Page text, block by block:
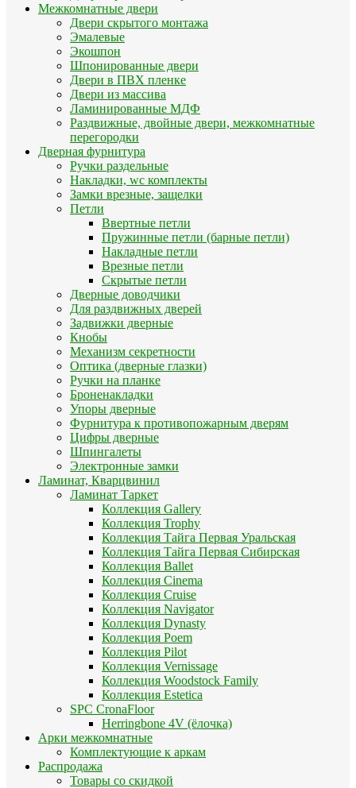
Межкомнатные двери
Двери скрытого монтажа
Эмалевые
Экошпон
Шпонированные двери
Двери в ПВХ пленке
Двери из массива
Ламинированные МДФ
Раздвижные, двойные двери, межкомнатные
перегородки
Дверная фурнитура
Ручки раздельные
Накладки, wc комплекты
Замки врезные, защелки
Петли
Ввертные петли
Пружинные петли (барные петли)
Накладные петли
Врезные петли
Скрытые петли
Дверные доводчики
Для раздвижных дверей
Задвижки дверные
Кнобы
Механизм секретности
Оптика (дверные глазки)
Ручки на планке
Броненакладки
Упоры дверные
Фурнитура к противопожарным дверям
Цифры дверные
Шпингалеты
Электронные замки
Ламинат, Кварцвинил
Ламинат Таркет
Коллекция Gallery
Коллекция Trophy
Коллекция Тайга Первая Уральская
Коллекция Тайга Первая Сибирская
Коллекция Ballet
Коллекция Cinema
Коллекция Cruise
Коллекция Navigator
Коллекция Dynasty
Коллекция Poem
Коллекция Pilot
Коллекция Vernissage
Коллекция Woodstock Family
Коллекция Estetica
SPC CronaFloor
Herringbone 4V (ёлочка)
Арки межкомнатные
Комплектующие к аркам
Распродажа
Товары со скидкой